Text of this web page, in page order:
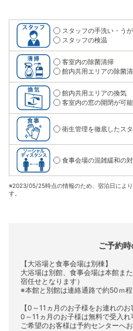
スタッフの手洗い・う
スタッフの検温
客室内の除菌清掃
館内共用エリアの除菌
館内共用エリアの換気
客室内の窓の開閉が可能
衛生管理を徹底したス
食事会場の混雑緩和の
※2023/05/25時点の情報のため、宿泊日によ
す。
ご予約
【大浴場と食事会場は別棟】
大浴場は別館、食事会場は本館ま
宿任せとなります）
※本館と別館は連絡通路で約50ｍ程
【0～11ヵ月のお子様をお連れのお
0～11ヵ月のお子様は無料で受入れ
ご希望のお客様は予約センターへ